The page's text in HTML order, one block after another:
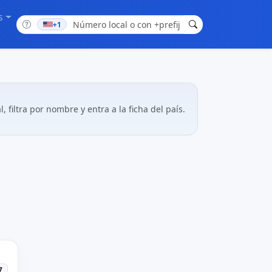
+1
filtra por nombre y entra a la ficha del país.